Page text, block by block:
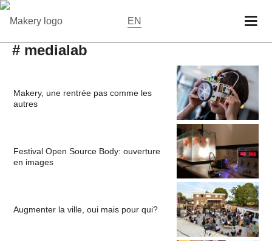
EN
# medialab
Makery, une rentrée pas comme les
autres
Festival Open Source Body: ouverture
en images
Augmenter la ville, oui mais pour qui?